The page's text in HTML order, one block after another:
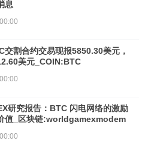
息
交割合约交易现报5850.30美元，
美元_COIN:BTC
研究报告：BTC 闪电网络的激励
值_区块链:worldgamexmodem